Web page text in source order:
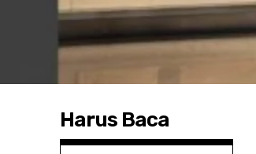
Harus Baca